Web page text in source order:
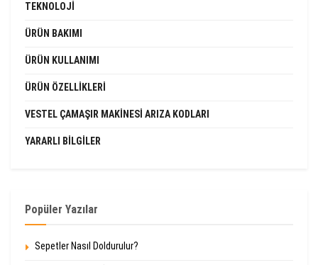
TEKNOLOJI
ÜRÜN BAKIMI
ÜRÜN KULLANIMI
ÜRÜN ÖZELLIKLERI
VESTEL ÇAMAŞIR MAKINESI ARIZA KODLARI
YARARLI BILGILER
Popüler Yazılar
Sepetler Nasıl Doldurulur?